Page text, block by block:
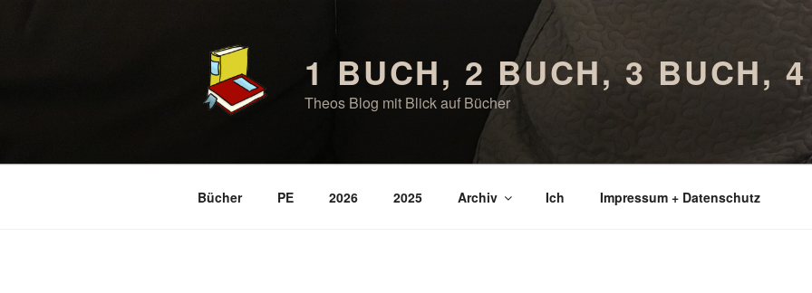
1 BUCH, 2 BUCH, 3 BUCH,
Theos Blog mit Blick auf Bücher
Bücher PE 2026 2025 Archiv Ich Impressum + Datenschutz